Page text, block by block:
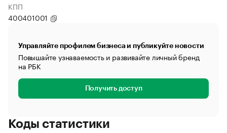
КПП
400401001
Управляйте профилем бизнеса и публикуйте новости
Повышайте узнаваемость и развивайте личный бренд
на РБК
Получить доступ
Коды статистики